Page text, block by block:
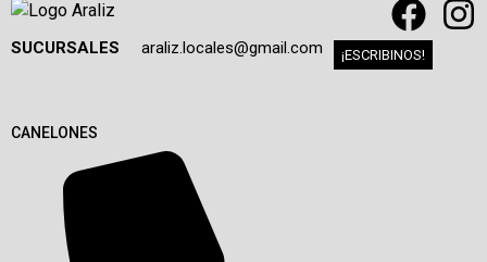
SUCURSALES araliz.locales@gmail.com ¡ESCRIBINOS!
CANELONES